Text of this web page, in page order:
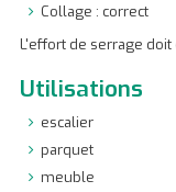
Collage : correct
L'effort de serrage
Utilisations
escalier
parquet
meuble